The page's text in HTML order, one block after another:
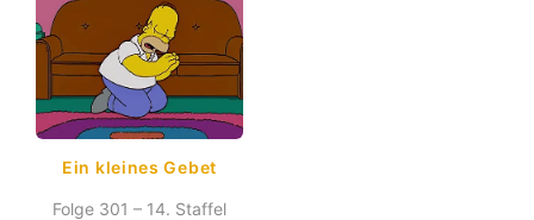
Ein kleines Gebet
Folge 301 – 14. Staffel